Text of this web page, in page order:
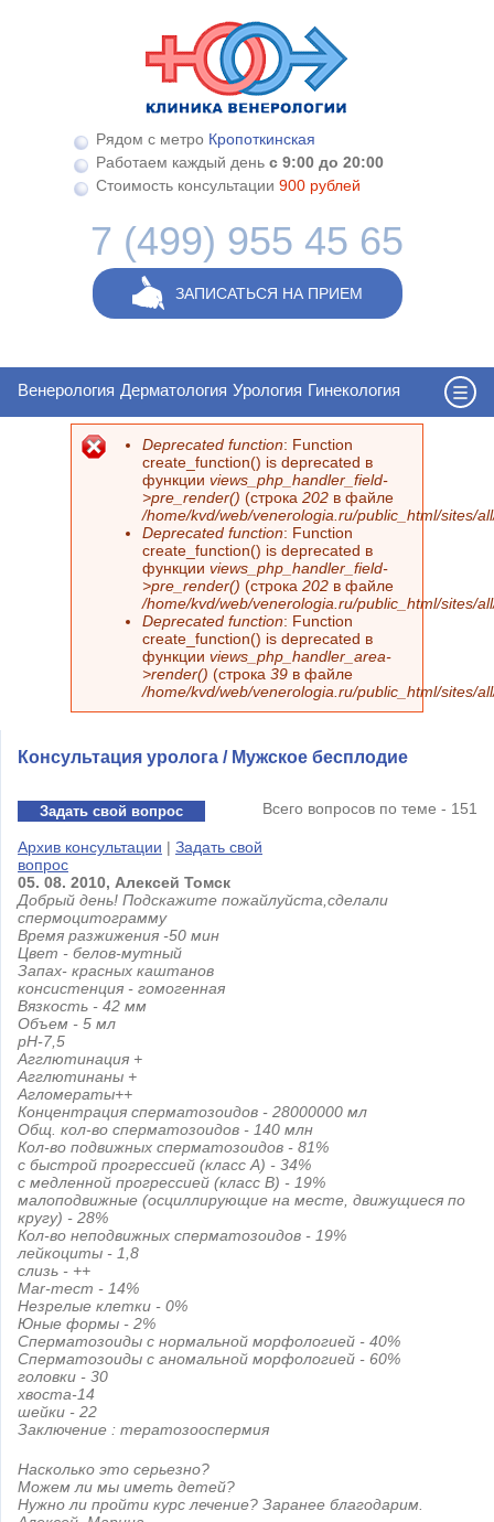
Рядом с метро Кропоткинская
Работаем каждый день с 9:00 до 20:00
Стоимость консультации 900 рублей
7 (499) 955 45 65
ЗАПИСАТЬСЯ НА ПРИЕМ
Венерология Дерматология Урология Гинекология
Сообщение об ошибке
Deprecated function: Function
create_function() is deprecated в
функции views_php_handler_field-
>pre_render() (строка 202 в файле
/home/kvd/web/venerologia.ru/public_html/sites/
Deprecated function: Function
create_function() is deprecated в
функции views_php_handler_field-
>pre_render() (строка 202 в файле
/home/kvd/web/venerologia.ru/public_html/sites/
Deprecated function: Function
create_function() is deprecated в
функции views_php_handler_area-
>render() (строка 39 в файле
/home/kvd/web/venerologia.ru/public_html/sites/
Консультация уролога / Мужское бесплодие
Задать свой вопрос Всего вопросов по теме - 151
Архив консультации | Задать свой
вопрос
05. 08. 2010, Алексей Томск
Добрый день! Подскажите пожайлуйста,сделали
спермоцитограмму
Время разжижения -50 мин
Цвет - белов-мутный
Запах- красных каштанов
консистенция - гомогенная
Вязкость - 42 мм
Объем - 5 мл
pH-7,5
Агглютинация +
Агглютинаны +
Агломераты++
Концентрация сперматозоидов - 28000000 мл
Общ. кол-во сперматозоидов - 140 млн
Кол-во подвижных сперматозоидов - 81%
с быстрой прогрессией (класс А) - 34%
с медленной прогрессией (класс В) - 19%
малоподвижные (осциллирующие на месте, движущиеся по
кругу) - 28%
Кол-во неподвижных сперматозоидов - 19%
лейкоциты - 1,8
слизь - ++
Mar-тест - 14%
Незрелые клетки - 0%
Юные формы - 2%
Сперматозоиды с нормальной морфологией - 40%
Сперматозоиды с аномальной морфологией - 60%
головки - 30
хвоста-14
шейки - 22
Заключение : тератозооспермия
Насколько это серьезно?
Можем ли мы иметь детей?
Нужно ли пройти курс лечение? Заранее благодарим.